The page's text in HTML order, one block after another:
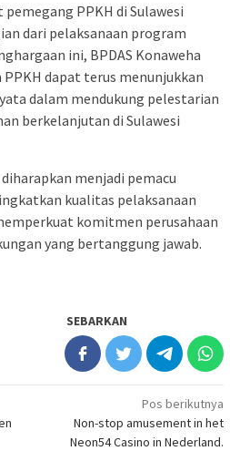
PPKH di Sulawesi
dari pelaksanaan program
ini, BPDAS Konaweha
dapat terus menunjukkan
dalam mendukung pelestarian
berkelanjutan di Sulawesi
menjadi pemacu
kualitas pelaksanaan
komitmen perusahaan
yang bertanggung jawab.
SEBARKAN
Pos berikutnya
Non-stop amusement in het
Neon54 Casino in Nederland.